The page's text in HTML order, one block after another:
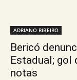
ADRIANO RIBEIRO
Bericó
Estadual; gol
notas